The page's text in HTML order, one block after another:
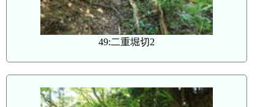
49:二重堀切2